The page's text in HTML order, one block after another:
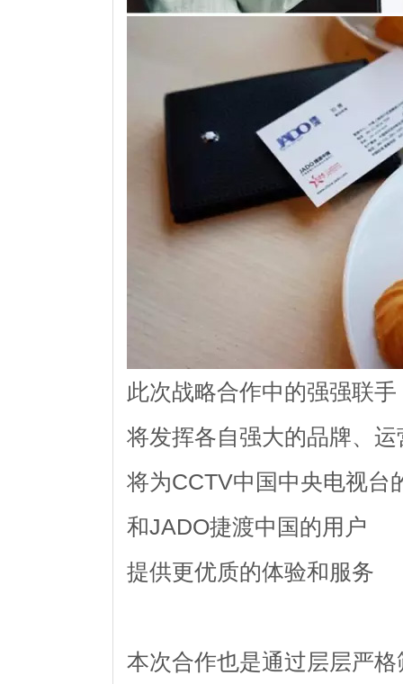
此次战略合作中的强强联手
将发挥各自强大的品牌、
将为CCTV中国中央电视台
和JADO捷渡中国的用户
提供更优质的体验和服务
本次合作也是通过层层严